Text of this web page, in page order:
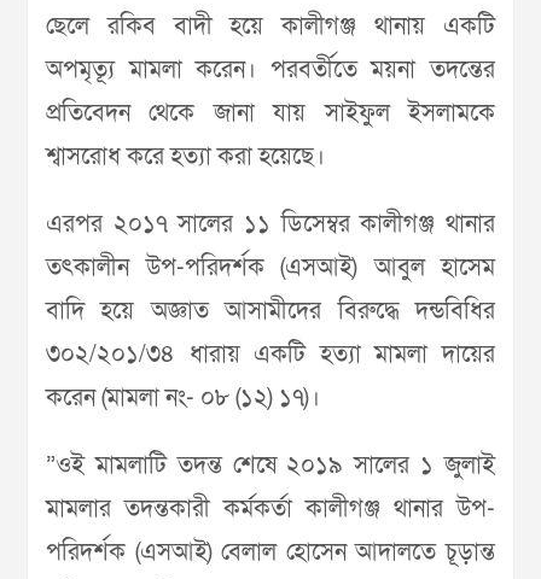
ছেলে রকিব বাদী হয়ে কালীগঞ্জ থানায় একটি
অপমৃত্যূ মামলা করেন। পরবর্তীতে ময়না তদন্তের
প্রতিবেদন থেকে জানা যায় সাইফুল ইসলামকে
শ্বাসরোধ করে হত্যা করা হয়েছে।
এরপর ২০১৭ সালের ১১ ডিসেম্বর কালীগঞ্জ থানার
তৎকালীন উপ-পরিদর্শক (এসআই) আবুল হাসেম
বাদি হয়ে অজ্ঞাত আসামীদের বিরুদ্ধে দন্ডবিধির
৩০২/২০১/৩৪ ধারায় একটি হত্যা মামলা দায়ের
করেন (মামলা নং- ০৮ (১২) ১৭)।
”ওই মামলাটি তদন্ত শেষে ২০১৯ সালের ১ জুলাই
মামলার তদন্তকারী কর্মকর্তা কালীগঞ্জ থানার উপ-
পরিদর্শক (এসআই) বেলাল হোসেন আদালতে চূড়ান্ত